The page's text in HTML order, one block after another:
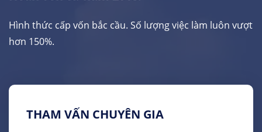
THAM VẤN CHUYÊN GIA
Hình thức cấp vốn bắc cầu. Số lượng việc làm luôn vượt
hơn 150%.